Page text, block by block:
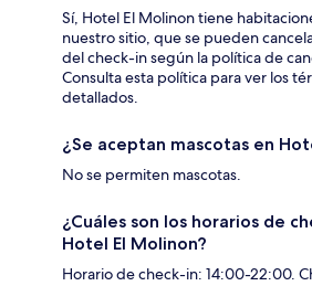
Sí, Hotel El Molinon tiene
nuestro sitio, que se pueden
del check-in según la política de
Consulta esta política para ver los
detallados.
¿Se aceptan mascotas en
No se permiten mascotas.
¿Cuáles son los horarios de
Hotel El Molinon?
Horario de check-in: 14:00-22:00.